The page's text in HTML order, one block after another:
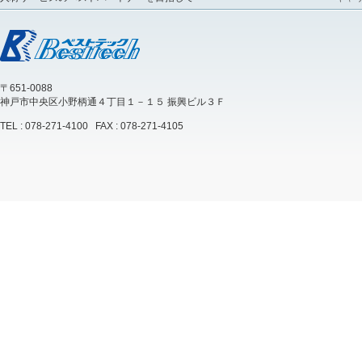
〒651-0088
神戸市中央区小野柄通４丁目１－１５ 振興ビル３Ｆ
TEL : 078-271-4100 FAX : 078-271-4105